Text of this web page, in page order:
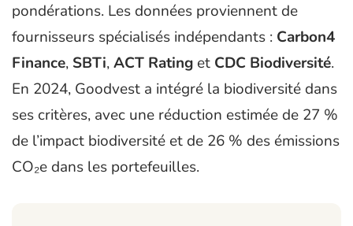
pondérations. Les données proviennent de
fournisseurs spécialisés indépendants : Carbon4
Finance, SBTi,ACT Rating et CDC Biodiversité.
En 2024, Goodvest a intégré la biodiversité dans
ses critères, avec une réduction estimée de 27 %
de l’impact biodiversité et de 26 % des émissions
CO₂e dans les portefeuilles.